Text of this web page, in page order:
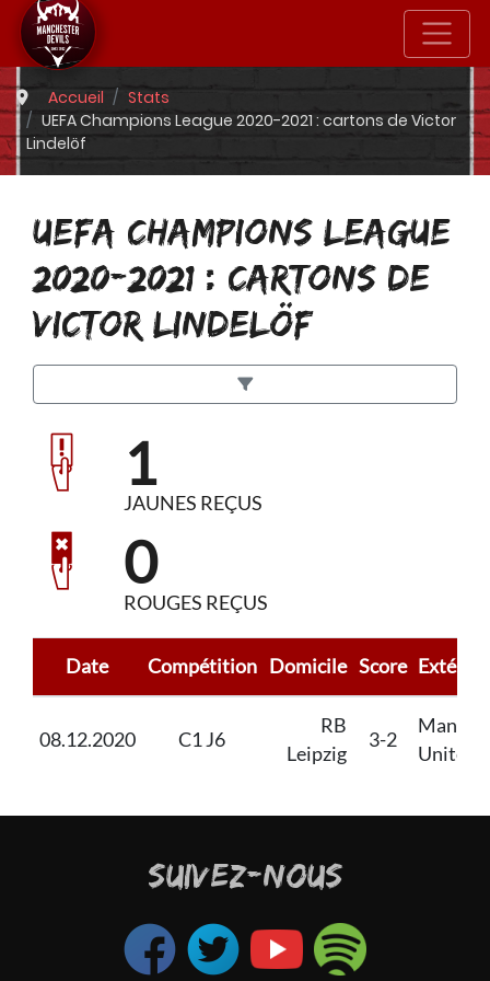
Accueil
Stats
UEFA Champions League 2020-2021 : cartons de Victor
Lindelöf
UEFA CHAMPIONS LEAGUE
2020-2021 : CARTONS DE
VICTOR LINDELÖF
1
JAUNES REÇUS
0
ROUGES REÇUS
Date Compétition Domicile Score
08.12.2020 C1 J6
RB
Leipzig
3-2
United
SUIVEZ-NOUS